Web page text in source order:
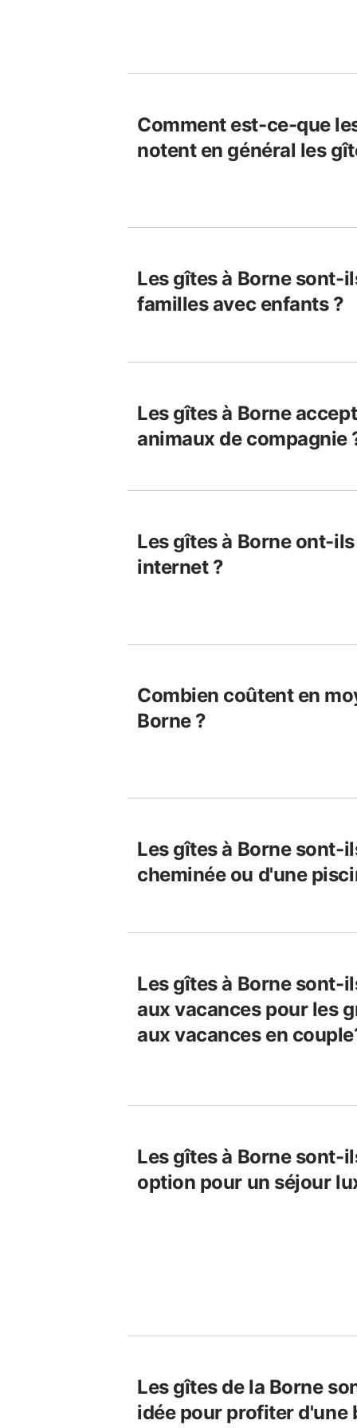
Comment est-ce-que
notent en général les
Les gîtes à Borne sont-
familles avec enfants ?
Les gîtes à Borne
animaux de compagnie
Les gîtes à Borne ont-
internet ?
Combien coûtent en
Borne ?
Les gîtes à Borne sont-
cheminée ou d'une
Les gîtes à Borne sont-
aux vacances pour les
aux vacances en
Les gîtes à Borne sont-
option pour un séjour
Les gîtes de la Borne
idée pour profiter d'une